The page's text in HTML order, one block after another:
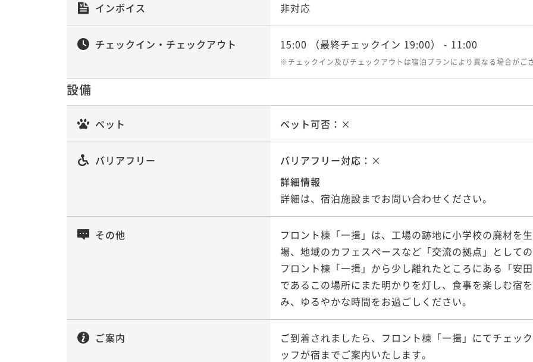
インボイス 非対応
チェックイン・チェックアウト 15:00 （最終チェックイン 19:00） - 11:00
※チェックイン及びチェックアウトは宿泊プランにより異なる場合がご
設備
ペット ペット可否： ×
バリアフリー バリアフリー対応： ×
詳細情報
詳細は、宿泊施設までお問い合わせください。
その他
フロント棟「一揖」は、工場の跡地に小学校の廃材を
場、地域のカフェスペースなど「交流の拠点」として
フロント棟「一揖」から少し離れたところにある「安
であるこの場所にまた明かりを灯し、食事を楽しむ宿
み、ゆるやかな時間をお過ごしください。
ご案内
ご到着されましたら、フロント棟「一揖」にてチェッ
ッフが宿までご案内いたします。